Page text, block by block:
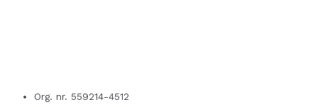
Org. nr. 559214-4512